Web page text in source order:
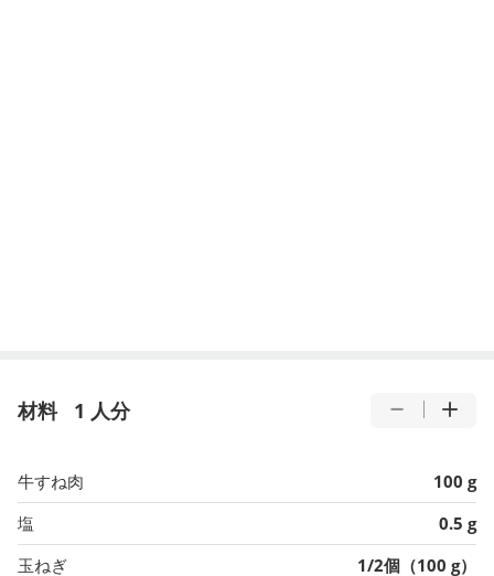
材料 1 人分
牛すね肉
100 g
塩
0.5 g
玉ねぎ
1/2個（100 g）